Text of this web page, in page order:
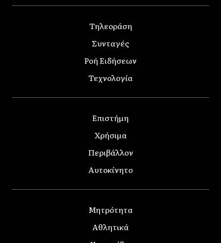
Τηλεοράση
Συνταγές
Ροή Ειδήσεων
Τεχνολογία
Επιστήμη
Χρήσιμα
Περιβάλλον
Αυτοκίνητο
Μητρότητα
Αθλητικά